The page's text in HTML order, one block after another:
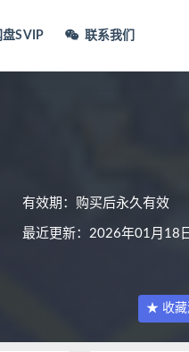
SVIP 联系我们
有效期：购买后永久有效
最近更新：2026年01月18
★ 收藏